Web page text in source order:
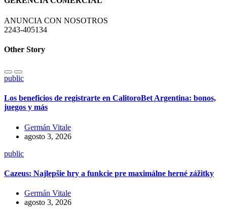
ANUNCIA CON NOSOTROS
2243-405134
Other Story
public
Los beneficios de registrarte en CalitoroBet Argentina: bonos,
juegos y más
Germán Vitale
agosto 3, 2026
public
Cazeus: Najlepšie hry a funkcie pre maximálne herné zážitky
Germán Vitale
agosto 3, 2026